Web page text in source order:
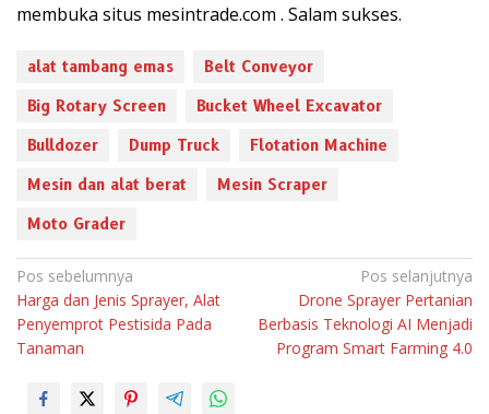
membuka situs mesintrade.com . Salam sukses.
alat tambang emas
Belt Conveyor
Big Rotary Screen
Bucket Wheel Excavator
Bulldozer
Dump Truck
Flotation Machine
Mesin dan alat berat
Mesin Scraper
Moto Grader
N
a
v
Pos sebelumnya
Harga dan Jenis Sprayer, Alat
Penyemprot Pestisida Pada
Tanaman
Pos selanjutnya
Drone Sprayer Pertanian
Berbasis Teknologi AI Menjadi
Program Smart Farming 4.0